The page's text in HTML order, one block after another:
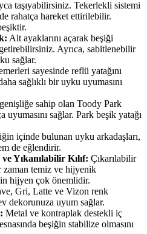
taşıyabilirsiniz. Tekerlekli sistemi
rahatça hareket ettirilebilir.
Alt ayaklarını açarak beşiği
Ayrıca, sabitlenebilir
sağlar.
sayesinde reflü yatağını
sağlıklı bir uyku uyumasını
sahip olan Toody Park
sağlar. Park beşik yatağı
içinde bulunan uyku arkadaşları,
de eğlendirir.
Yıkanılabilir Kılıf: Çıkarılabilir
zaman temiz ve hijyenik
hijyen çok önemlidir.
Gri, Latte ve Vizon renk
dekorunuza uyum sağlar.
Metal ve kontraplak destekli iç
beşiğin stabilize olmasını